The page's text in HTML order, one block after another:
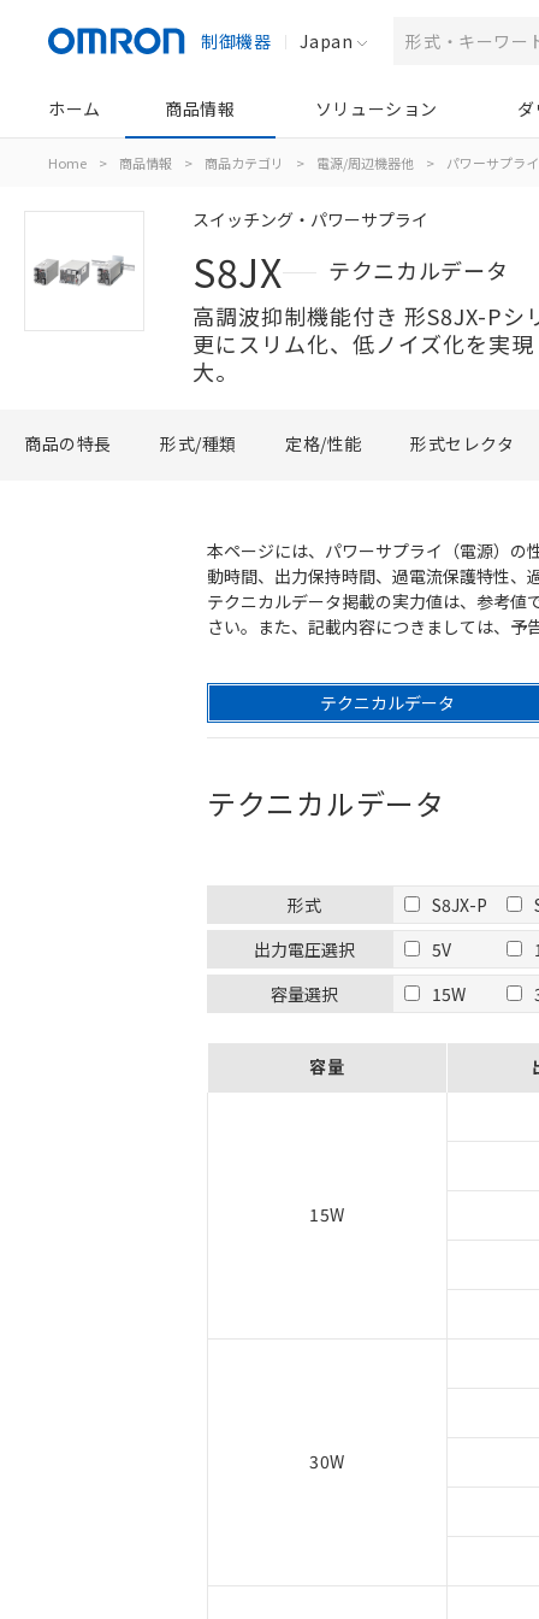
制御機器 Japan
ホーム 商品情報 ソリューション
Home > 商品情報 > 商品カテゴリ > 電源/周辺機器他 > パワーサプラ
スイッチング・パワーサプライ
S8JX
テクニカルデータ
高調波抑制機能付き 形S8JX-Pシ
更にスリム化、低ノイズ化を実
大。
商品の特長 形式/種類 定格/性能 形式セレクタ
本ページには、パワーサプライ（電源）の
動時間、出力保持時間、過電流保護特性
テクニカルデータ掲載の実力値は、参考値
さい。また、記載内容につきましては、
テクニカルデータ
テクニカルデータ
形式 S8JX-P
出力電圧選択
5V
容量選択
15W
容量
15W
30W